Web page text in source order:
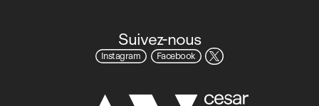
Suivez-nous
Instagram Facebook